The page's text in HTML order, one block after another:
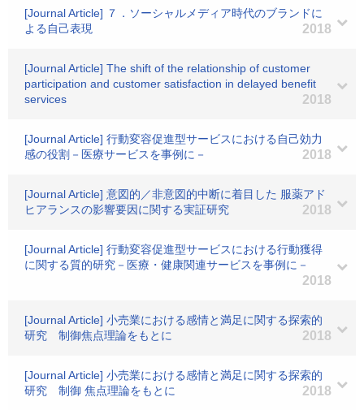
[Journal Article] ７．ソーシャルメディア時代のブランドに
よる自己表現
2018
[Journal Article] The shift of the relationship of customer
participation and customer satisfaction in delayed benefit
services
2018
[Journal Article] 行動変容促進型サービスにおける自己効力
感の役割－医療サービスを事例に－
2018
[Journal Article] 意図的／非意図的中断に着目した 服薬アド
ヒアランスの影響要因に関する実証研究
2018
[Journal Article] 行動変容促進型サービスにおける行動獲得
に関する質的研究－医療・健康関連サービスを事例に－
2018
[Journal Article] 小売業における感情と満足に関する探索的
研究 制御焦点理論をもとに
2018
[Journal Article] 小売業における感情と満足に関する探索的
研究 制御 焦点理論をもとに
2018